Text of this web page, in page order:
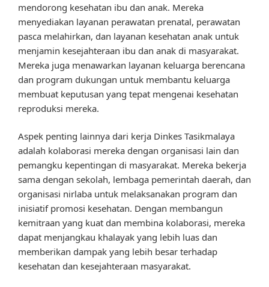
mendorong kesehatan ibu dan anak. Mereka
menyediakan layanan perawatan prenatal, perawatan
pasca melahirkan, dan layanan kesehatan anak untuk
menjamin kesejahteraan ibu dan anak di masyarakat.
Mereka juga menawarkan layanan keluarga berencana
dan program dukungan untuk membantu keluarga
membuat keputusan yang tepat mengenai kesehatan
reproduksi mereka.
Aspek penting lainnya dari kerja Dinkes Tasikmalaya
adalah kolaborasi mereka dengan organisasi lain dan
pemangku kepentingan di masyarakat. Mereka bekerja
sama dengan sekolah, lembaga pemerintah daerah, dan
organisasi nirlaba untuk melaksanakan program dan
inisiatif promosi kesehatan. Dengan membangun
kemitraan yang kuat dan membina kolaborasi, mereka
dapat menjangkau khalayak yang lebih luas dan
memberikan dampak yang lebih besar terhadap
kesehatan dan kesejahteraan masyarakat.